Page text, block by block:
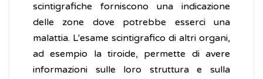
scintigrafiche forniscono una indicazione
delle zone dove potrebbe esserci una
malattia. L'esame scintigrafico di altri organi,
ad esempio la tiroide, permette di avere
informazioni sulle loro struttura e sulla